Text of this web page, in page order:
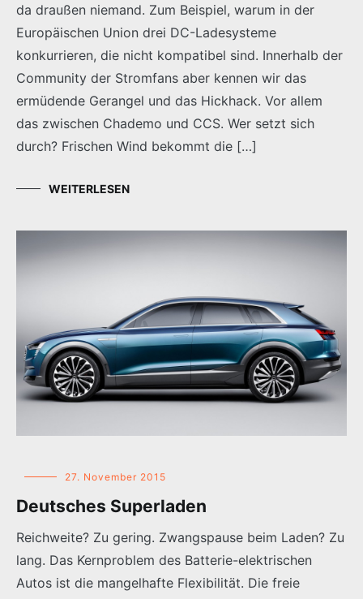
da draußen niemand. Zum Beispiel, warum in der
Europäischen Union drei DC-Ladesysteme
konkurrieren, die nicht kompatibel sind. Innerhalb der
Community der Stromfans aber kennen wir das
ermüdende Gerangel und das Hickhack. Vor allem
das zwischen Chademo und CCS. Wer setzt sich
durch? Frischen Wind bekommt die […]
WEITERLESEN
27. November 2015
Deutsches Superladen
Reichweite? Zu gering. Zwangspause beim Laden? Zu
lang. Das Kernproblem des Batterie-elektrischen
Autos ist die mangelhafte Flexibilität. Die freie